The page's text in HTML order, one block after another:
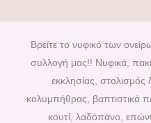
e
b
o
o
k
t
e
r
e
s
t
Βρείτε το νυφικό των
συλλογή μας!! Νυφικά,
εκκλησίας, στολισμός
κολυμπήθρας, βαπτιστικά
κουτί, λαδόπανο,